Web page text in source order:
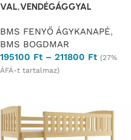
VAL,VENDÉGÁGGYAL
BMS FENYŐ ÁGYKANAPÉ,
BMS BOGDMAR
195100 Ft – 211800 Ft (27%
ÁFÁ-t tartalmaz)